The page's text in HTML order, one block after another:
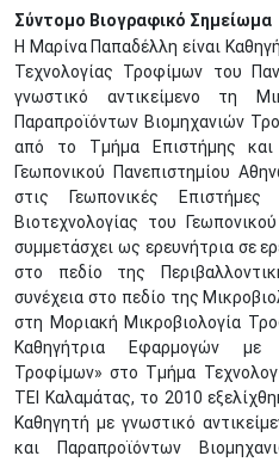
Σύντομο Βιογραφικό Σημείωμα
Η Μαρίνα Παπαδέλλη είναι
Τεχνολογίας Τροφίμων του
γνωστικό αντικείμενο τη
Παραπροϊόντων Βιομηχανιών
από το Τμήμα Επιστήμης και
Γεωπονικού Πανεπιστημίου
στις Γεωπονικές
Βιοτεχνολογίας του
συμμετάσχει ως ερευνήτρια σε
στο πεδίο της
συνέχεια στο πεδίο της
στη Μοριακή Μικροβιολογία
Καθηγήτρια Εφαρμογών με
Τροφίμων» στο Τμήμα
ΤΕΙ Καλαμάτας, το 2010
Καθηγητή με γνωστικό
και Παραπροϊόντων